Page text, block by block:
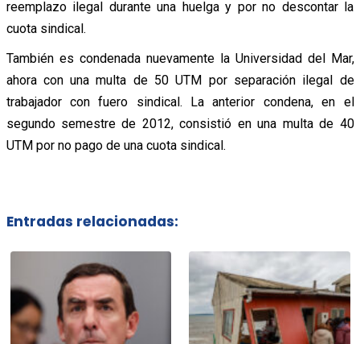
reemplazo ilegal durante una huelga y por no descontar la
cuota sindical.
También es condenada nuevamente la Universidad del Mar,
ahora con una multa de 50 UTM por separación ilegal de
trabajador con fuero sindical. La anterior condena, en el
segundo semestre de 2012, consistió en una multa de 40
UTM por no pago de una cuota sindical.
Entradas relacionadas: